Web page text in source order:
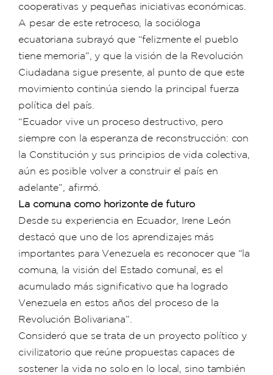
cooperativas y pequeñas iniciativas económicas.
A pesar de este retroceso, la socióloga
ecuatoriana subrayó que “felizmente el pueblo
tiene memoria”, y que la visión de la Revolución
Ciudadana sigue presente, al punto de que este
movimiento continúa siendo la principal fuerza
política del país.
“Ecuador vive un proceso destructivo, pero
siempre con la esperanza de reconstrucción: con
la Constitución y sus principios de vida colectiva,
aún es posible volver a construir el país en
adelante”, afirmó.
La comuna como horizonte de futuro
Desde su experiencia en Ecuador, Irene León
destacó que uno de los aprendizajes más
importantes para Venezuela es reconocer que “la
comuna, la visión del Estado comunal, es el
acumulado más significativo que ha logrado
Venezuela en estos años del proceso de la
Revolución Bolivariana”.
Consideró que se trata de un proyecto político y
civilizatorio que reúne propuestas capaces de
sostener la vida no solo en lo local, sino también